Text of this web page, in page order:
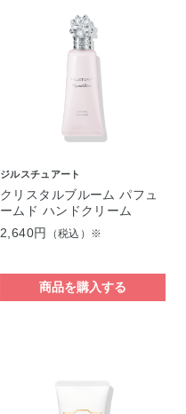
ジルスチュアート
クリスタルブルーム パフュ
ームド ハンドクリーム
2,640円
（税込）※
商品を購入する